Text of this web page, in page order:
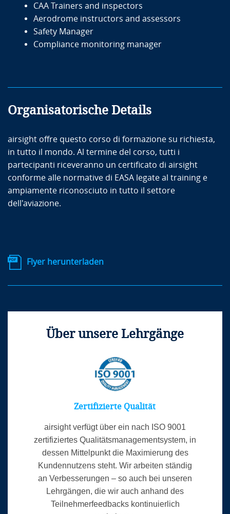
CAA Trainers and inspectors
Aerodrome instructors and assessors
Safety Manager
Compliance monitoring manager
Organisatorische Details
airsight offre questo corso di formazione su richiesta,
in tutto il mondo. Al termine del corso, tutti i
partecipanti riceveranno un certificato di airsight
conforme alle normative di EASA legate al training e
ampiamente riconosciuto in tutto il settore
dell'aviazione.
Flyer herunterladen
Über unsere Lehrgänge
Zertifizierte Qualität
airsight verfügt über ein nach ISO 9001
zertifiziertes Qualitätsmanagementsystem, in
dessen Mittelpunkt die Maximierung des
Kundennutzens steht. Wir arbeiten ständig
an Verbesserungen – so auch bei unseren
Lehrgängen, die wir auch anhand des
Teilnehmerfeedbacks kontinuierlich